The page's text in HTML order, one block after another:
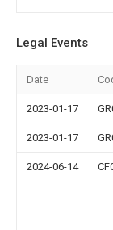
Legal Events
Date
2023-01-17
2023-01-17
2024-06-14